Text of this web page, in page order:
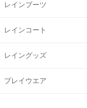
レインブーツ
レインコート
レイングッズ
プレイウエア